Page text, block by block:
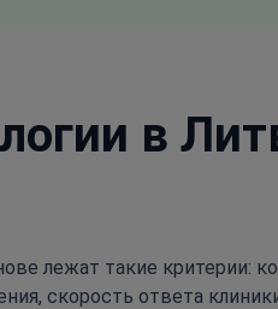
в
лежат такие критерии:
скорость ответа